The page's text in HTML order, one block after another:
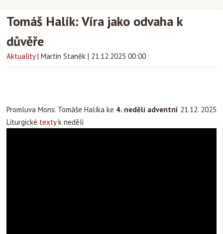
Tomáš Halík: Víra jako odvaha k
důvěře
Aktuality | Martin Staněk | 21.12.2025 00:00
Promluva Mons. Tomáše Halíka ke 4. neděli adventní 21.12. 2025
Liturgické textyk neděli